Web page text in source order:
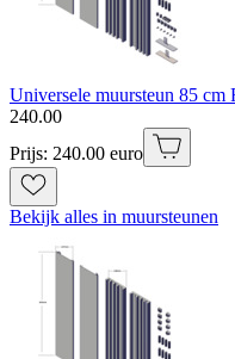
Universele muursteun 85
240.00
Prijs: 240.00 euro
Bekijk alles in muursteunen